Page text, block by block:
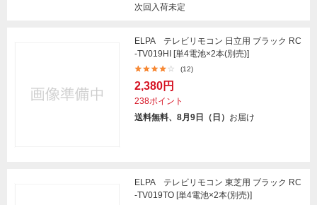
次回入荷未定
ELPA テレビリモコン 日立用 ブラック RC
-TV019HI [単4電池×2本(別売)]
(12)
2,380円
238ポイント
送料無料、8月9日（日） お届け
ELPA テレビリモコン 東芝用 ブラック RC
-TV019TO [単4電池×2本(別売)]